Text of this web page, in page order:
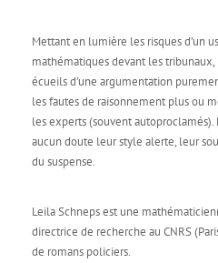
Mettant en lumière les risques d’un
mathématiques devant les
écueils d’une argumentation
les fautes de raisonnement plus ou
les experts (souvent autoproclamés).
aucun doute leur style alerte, leur
du suspense.
Leila Schneps est une
directrice de recherche au CNRS
de romans policiers.